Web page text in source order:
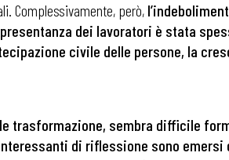
Complessivamente, però,
dei lavoratori è stata
civile delle persone, la
trasformazione, sembra difficile
di riflessione sono